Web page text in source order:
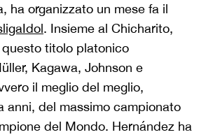
ha organizzato un mese fa il
. Insieme al Chicharito,
titolo platonico
Kagawa, Johnson e
il meglio del meglio,
anni, del massimo campionato
del Mondo. Hernández ha